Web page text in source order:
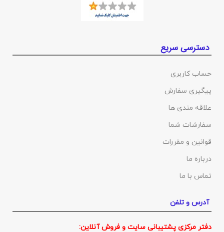
دسترسی سریع
حساب کاربری
پیگیری سفارش
علاقه مندی ها
سفارشات شما
قوانین و مقررات
درباره ما
تماس با ما
آدرس و تلفن
دفتر مرکزی پشتیبانی سایت و فروش آنلاین: